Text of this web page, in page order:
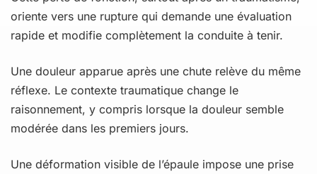
oriente vers une rupture qui demande une évaluation
rapide et modifie complètement la conduite à tenir.
Une douleur apparue après une chute relève du même
réflexe. Le contexte traumatique change le
raisonnement, y compris lorsque la douleur semble
modérée dans les premiers jours.
Une déformation visible de l’épaule impose une prise